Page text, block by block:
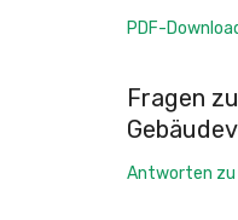
PDF-
Fragen
Antworten zu